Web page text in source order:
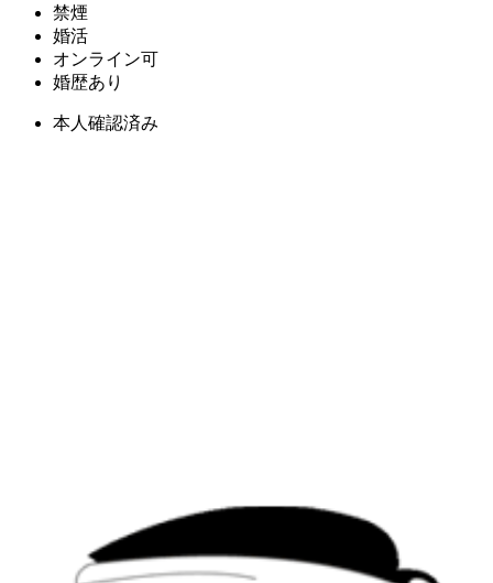
禁煙
婚活
オンライン可
婚歴あり
本人確認済み